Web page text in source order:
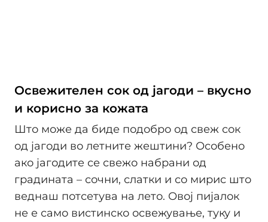
Освежителен сок од јагоди – вкусно
и корисно за кожата
Што може да биде подобро од свеж сок
од јагоди во летните жештини? Особено
ако јагодите се свежо набрани од
градината – сочни, слатки и со мирис што
веднаш потсетува на лето. Овој пијалок
не е само вистинско освежување, туку и